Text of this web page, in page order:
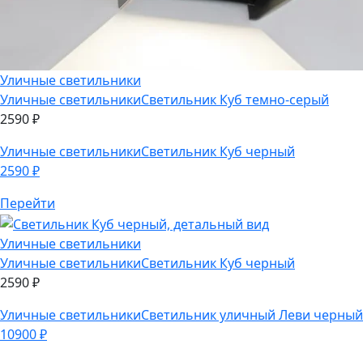
Уличные светильники
Уличные светильникиСветильник Куб темно-серый
2590₽
Уличные светильникиСветильник Куб черный
2590₽
Перейти
Уличные светильники
Уличные светильникиСветильник Куб черный
2590₽
Уличные светильникиСветильник уличный Леви черный
10900₽